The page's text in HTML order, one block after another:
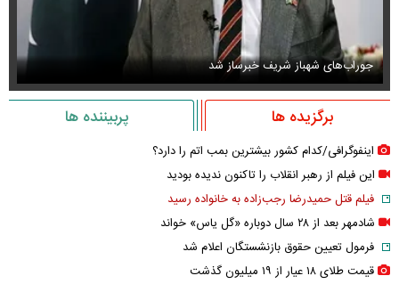
جوراب‌های شهباز شریف خبرساز شد
برگزیده ها پربیننده ها
اینفوگرافی/کدام کشور بیشترین بمب اتم را دارد؟
این فیلم از رهبر انقلاب را تاکنون ندیده بودید
فیلم قتل حمیدرضا رجب‌زاده به خانواده رسید
شادمهر بعد از ۲۸ سال دوباره «گل یاس» خواند
فرمول تعیین حقوق بازنشستگان اعلام شد
قیمت طلای ۱۸ عیار از ۱۹ میلیون گذشت